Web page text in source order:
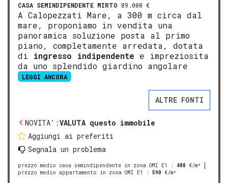
CASA SEMINDIPENDENTE MIRTO 89.000 €
A Calopezzati Mare, a 300 m circa dal
mare, proponiamo in vendita una
panoramica soluzione posta al primo
piano, completamente arredata, dotata
di ingresso indipendente e impreziosita
da uno splendido giardino angolare
LEGGI ANCORA
ALTRE FONTI
NOVITA':VALUTA questo immobile
Aggiungi ai preferiti
Segnala un problema
prezzo medio casa semindipendente in zona OMI E1 : 480 €/m²
prezzo medio appartamento in zona OMI E1
: 590 €/m²